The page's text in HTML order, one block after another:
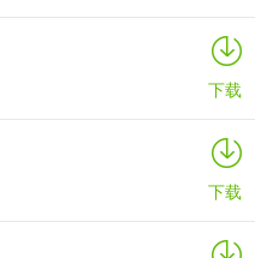
么就将在日历软件中加上具体
，对每个任务添加上特定的提
打上#Important 、#Urgent 等
先级程度进行区分，比如#A,
下载
下载